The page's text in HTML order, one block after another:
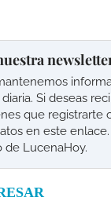
Si deseas
que registrarte
en este enlace.
LucenaHoy.